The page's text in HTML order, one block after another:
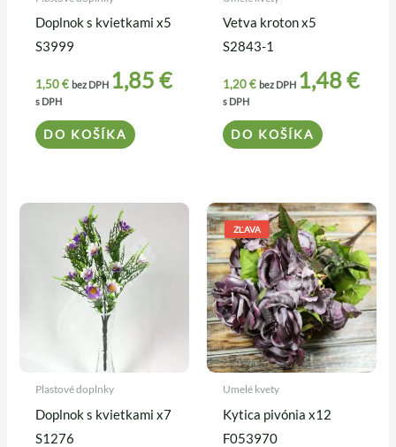
Doplnok s kvietkami x5
S3999
1,50€ bez DPH 1,85 €
s DPH
DO KOŠÍKA
Vetva kroton x5
S2843-1
1,20€ bez DPH 1,48€
s DPH
DO KOŠÍKA
Plastové doplnky
Doplnok s kvietkami x7
S1276
ZĽAVA
Umelé kvety
Kytica pivónia x12
F053970
Pôvodná
cena
bola:
5,60 €.
Aktuálna
cena
je:
4,90 €.